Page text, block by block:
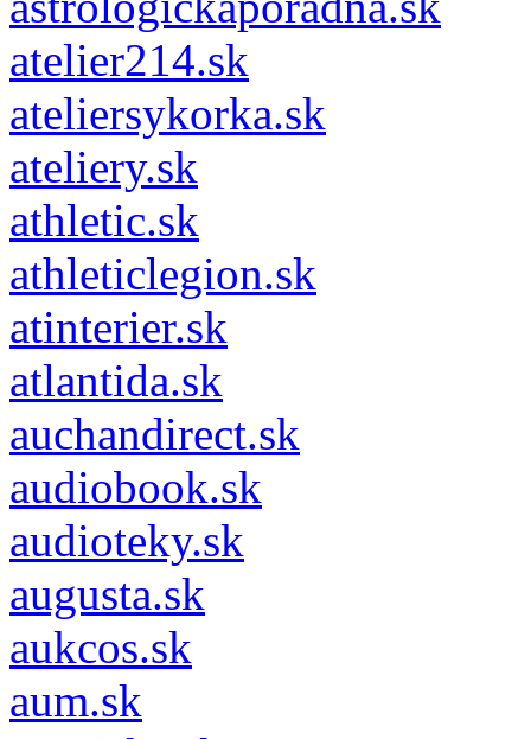
atelier214.sk
ateliersykorka.sk
ateliery.sk
athletic.sk
athleticlegion.sk
atinterier.sk
atlantida.sk
auchandirect.sk
audiobook.sk
audioteky.sk
augusta.sk
aukcos.sk
aum.sk